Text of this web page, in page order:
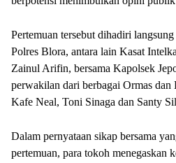
Pertemuan tersebut dihadiri
Polres Blora, antara lain Kasat
Zainul Arifin, bersama Kapolsek
perwakilan dari berbagai Ormas
Kafe Neal, Toni Sinaga dan Santy
Dalam pernyataan sikap bersama
pertemuan, para tokoh menegaskan